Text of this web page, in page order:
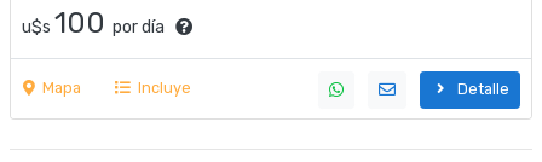
u$s 100 por día
Mapa Incluye Detalle